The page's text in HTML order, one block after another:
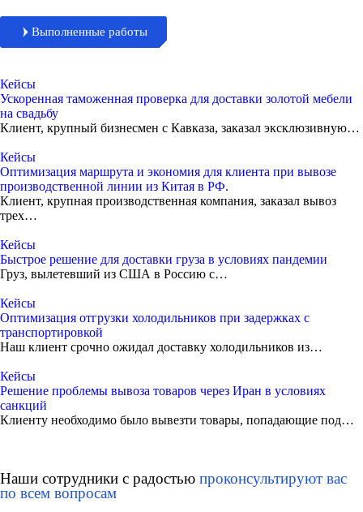
Выполненные работы
Кейсы
Ускоренная таможенная проверка для доставки золотой мебели
на свадьбу
Клиент, крупный бизнесмен с Кавказа, заказал эксклюзивную…
Кейсы
Оптимизация маршрута и экономия для клиента при вывозе
производственной линии из Китая в РФ.
Клиент, крупная производственная компания, заказал вывоз
трех…
Кейсы
Быстрое решение для доставки груза в условиях пандемии
Груз, вылетевший из США в Россию с…
Кейсы
Оптимизация отгрузки холодильников при задержках с
транспортировкой
Наш клиент срочно ожидал доставку холодильников из…
Кейсы
Решение проблемы вывоза товаров через Иран в условиях
санкций
Клиенту необходимо было вывезти товары, попадающие под…
Наши сотрудники с радостью проконсультируют вас
по всем вопросам